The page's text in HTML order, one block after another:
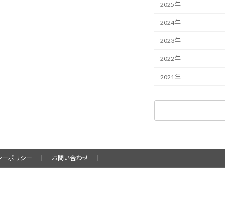
2025年
2024年
2023年
2022年
2021年
ーポリシー お問い合わせ